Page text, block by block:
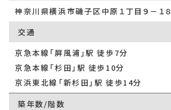
神奈川県横浜市磯子区中原１丁目９－１８
交通
京急本線「屏風浦」駅 徒歩7分
京急本線「杉田」駅 徒歩10分
京浜東北線「新杉田」駅 徒歩14分
築年数/階数